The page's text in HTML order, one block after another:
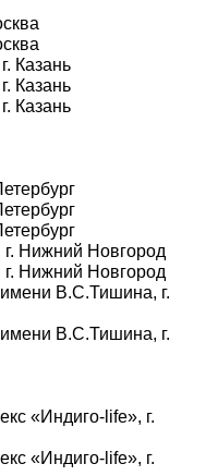
Казань
Казань
Казань
Нижний Новгород
Нижний Новгород
В.С.Тишина, г.
В.С.Тишина, г.
«Индиго-life», г.
«Индиго-life», г.